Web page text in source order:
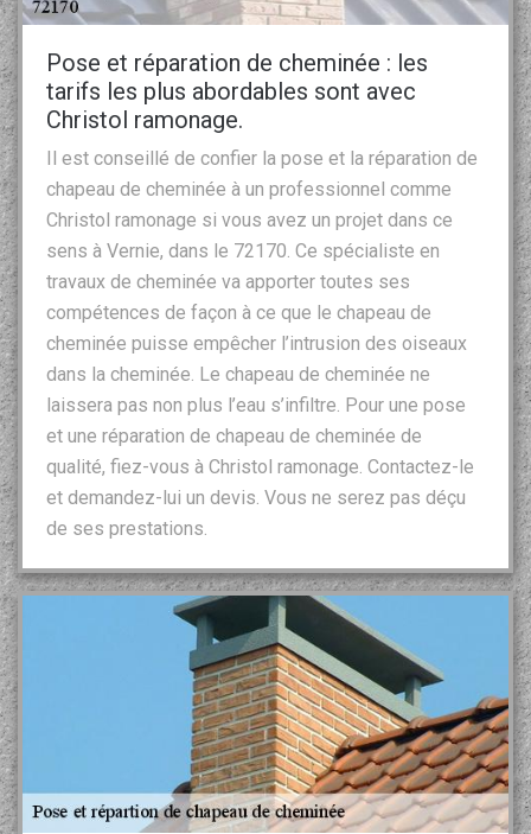
Pose et réparation de cheminée : les
tarifs les plus abordables sont avec
Christol ramonage.
Il est conseillé de confier la pose et la réparation de
chapeau de cheminée à un professionnel comme
Christol ramonage si vous avez un projet dans ce
sens à Vernie, dans le 72170. Ce spécialiste en
travaux de cheminée va apporter toutes ses
compétences de façon à ce que le chapeau de
cheminée puisse empêcher l’intrusion des oiseaux
dans la cheminée. Le chapeau de cheminée ne
laissera pas non plus l’eau s’infiltre. Pour une pose
et une réparation de chapeau de cheminée de
qualité, fiez-vous à Christol ramonage. Contactez-le
et demandez-lui un devis. Vous ne serez pas déçu
de ses prestations.